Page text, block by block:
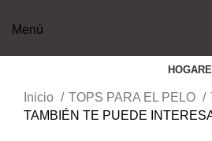
Menú
HOGAR
Inicio TOPS PARA EL PELO
TAMBIÉN TE PUEDE